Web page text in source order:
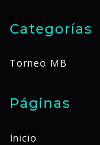
Categorías
Torneo MB
Páginas
Inicio